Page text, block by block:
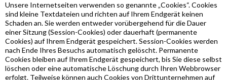
Unsere Internetseiten verwenden so genannte „Cookies“. Cookies
sind kleine Textdateien und richten auf Ihrem Endgerät keinen
Schaden an. Sie werden entweder vorübergehend für die Dauer
einer Sitzung (Session-Cookies) oder dauerhaft (permanente
Cookies) auf Ihrem Endgerät gespeichert. Session-Cookies werden
nach Ende Ihres Besuchs automatisch gelöscht. Permanente
Cookies bleiben auf Ihrem Endgerät gespeichert, bis Sie diese selbst
löschen oder eine automatische Löschung durch Ihren Webbrowser
erfolgt. Teilweise können auch Cookies von Drittunternehmen auf